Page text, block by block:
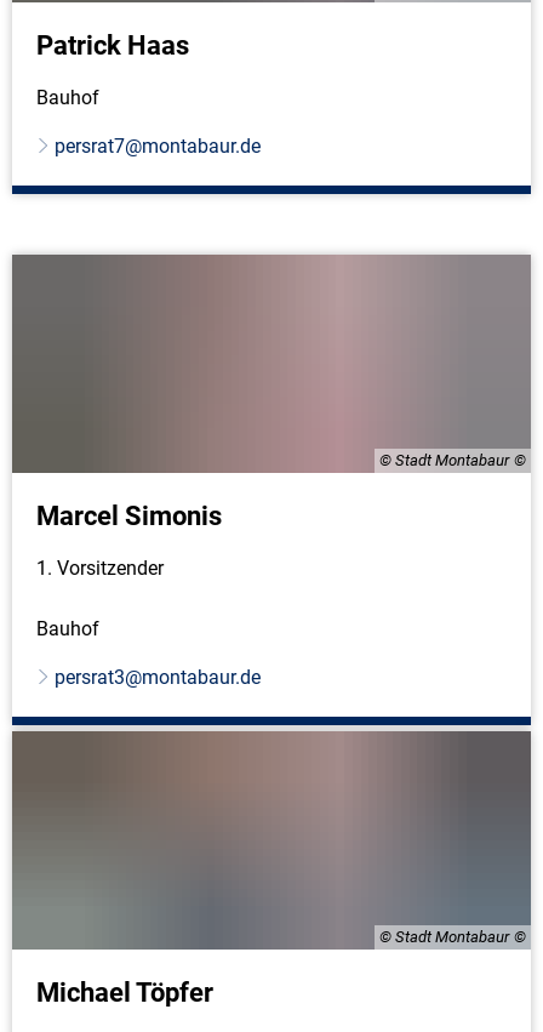
Patrick Haas
Bauhof
persrat7@montabaur.de
© Stadt Montabaur
Marcel Simonis
1. Vorsitzender
Bauhof
persrat3@montabaur.de
© Stadt Montabaur
Michael Töpfer